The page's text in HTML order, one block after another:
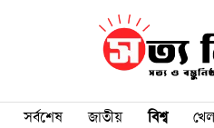
সর্বশেষ জাতীয় বিশ্ব